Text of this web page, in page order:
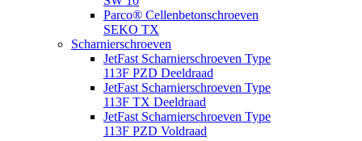
Parco® Cellenbetonschroeven
SEKO TX
Scharnierschroeven
JetFast Scharnierschroeven Type
113F PZD Deeldraad
JetFast Scharnierschroeven Type
113F TX Deeldraad
JetFast Scharnierschroeven Type
113F PZD Voldraad